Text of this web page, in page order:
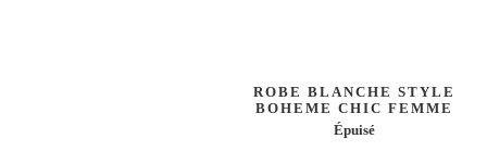
ROBE BLANCHE STYLE
BOHEME CHIC FEMME
Épuisé